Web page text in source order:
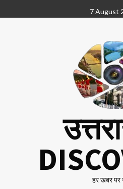
to
7 August
हर खबर पर